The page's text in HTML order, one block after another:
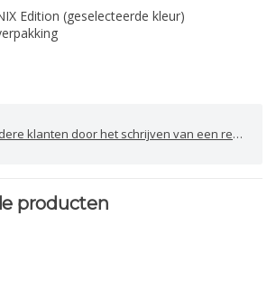
Edition (geselecteerde kleur)
klanten door het schrijven van een review
producten